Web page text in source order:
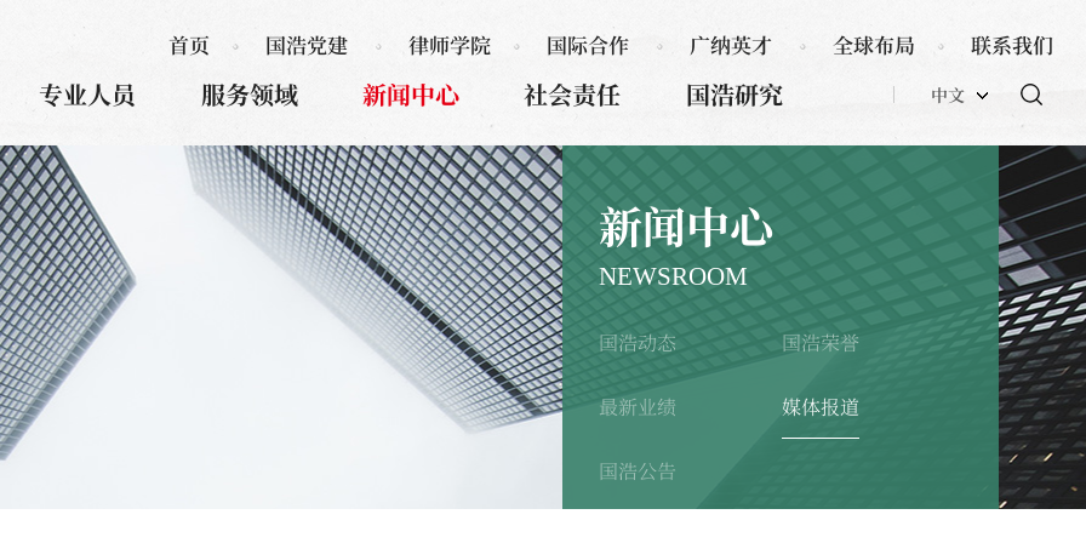
专业人员 服务领域 新闻中心 社会责任 国浩研究 中文
首页 国浩党建 律师学院 国际合作 广纳英才 全球布局 联系我们
新闻中心
NEWSROOM
国浩动态 国浩荣誉
最新业绩 媒体报道
国浩公告